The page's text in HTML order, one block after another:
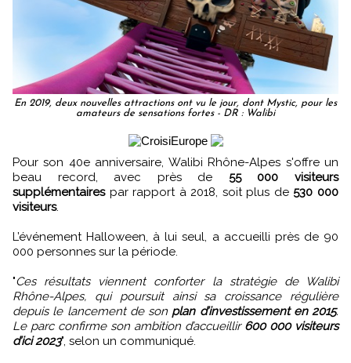
En 2019, deux nouvelles attractions ont vu le jour, dont Mystic, pour les
amateurs de sensations fortes - DR : Walibi
Pour son 40e anniversaire, Walibi Rhône-Alpes s'offre un
beau record, avec près de 55 000 visiteurs
supplémentairespar rapport à 2018, soit plus de 530 000
visiteurs.
L’événement Halloween, à lui seul, a accueilli près de 90
000 personnes sur la période.
"Ces résultats viennent conforter la stratégie de Walibi
Rhône-Alpes, qui poursuit ainsi sa croissance régulière
depuis le lancement de son plan d’investissement en 2015.
Le parc confirme son ambition d’accueillir 600 000 visiteurs
d’ici 2023", selon un communiqué.